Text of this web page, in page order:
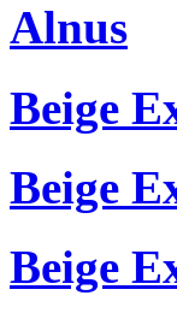
Alnus
Beige
Beige
Beige